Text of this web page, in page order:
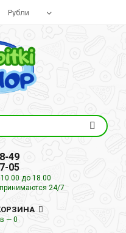
49
05
до 18.00
24/7
— 0